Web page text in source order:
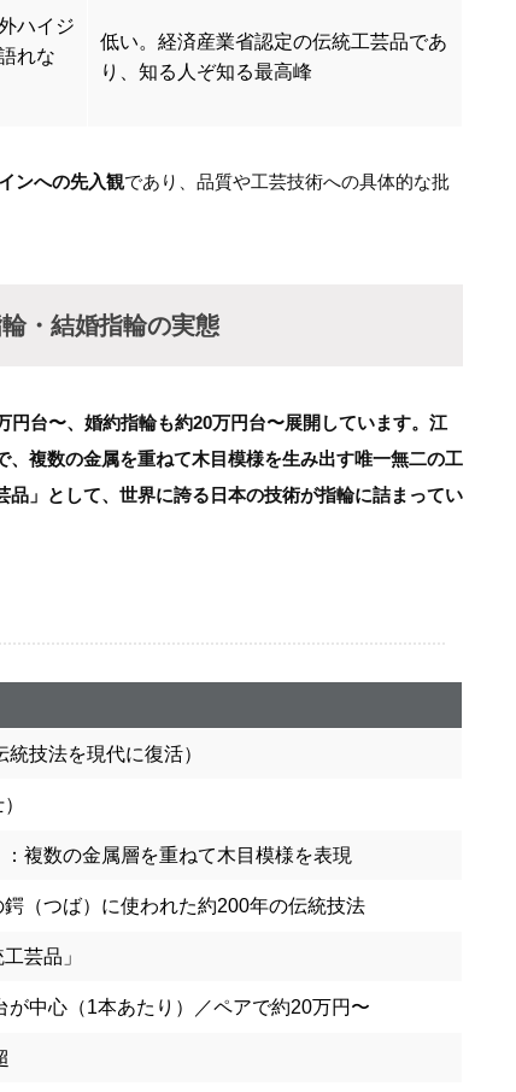
ハイジ
れな
低い。経済産業省認定の伝統工芸品であ
り、知る人ぞ知る最高峰
ンへの先入観であり、品質や工芸技術への具体的な批
・結婚指輪の実態
台〜、婚約指輪も約20万円台〜展開しています。江
複数の金属を重ねて木目模様を生み出す唯一無二の工
」として、世界に誇る日本の技術が指輪に詰まってい
技法を現代に復活）
複数の金属層を重ねて木目模様を表現
（つば）に使われた約200年の伝統技法
芸品」
が中心（1本あたり）／ペアで約20万円〜